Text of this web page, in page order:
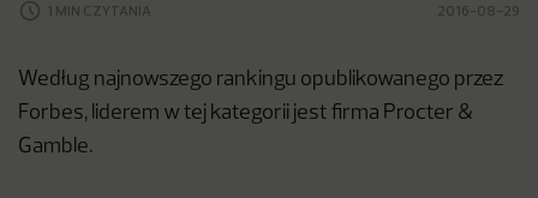
1 MIN CZYTANIA 2016-08-29
Według najnowszego rankingu opublikowanego przez
Forbes, liderem w tej kategorii jest firma Procter &
Gamble.